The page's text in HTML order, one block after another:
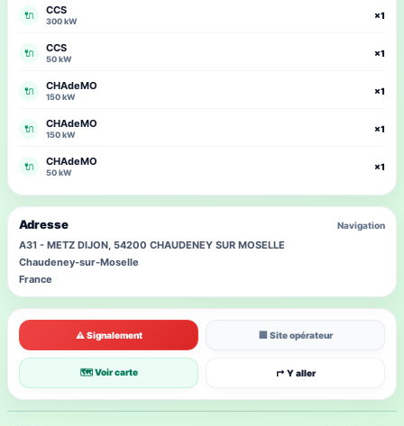
⚠ Signalement 🏢 Site opérateur
🗺 Voir carte ↱ Y aller
🔌 CCS
300 kW
×1
🔌 CCS
50 kW
×1
🔌 CHAdeMO
150 kW
×1
🔌 CHAdeMO
150 kW
×1
🔌 CHAdeMO
50 kW
×1
Adresse Navigation
A31 - METZ DIJON, 54200 CHAUDENEY SUR MOSELLE
Chaudeney-sur-Moselle
France